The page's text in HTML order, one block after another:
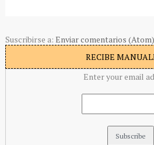
Suscribirse a: Enviar comentarios (Atom)
RECIBE
Enter your email